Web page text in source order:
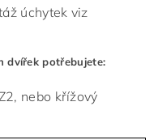
úchytek viz
dvířek potřebujete:
nebo křížový